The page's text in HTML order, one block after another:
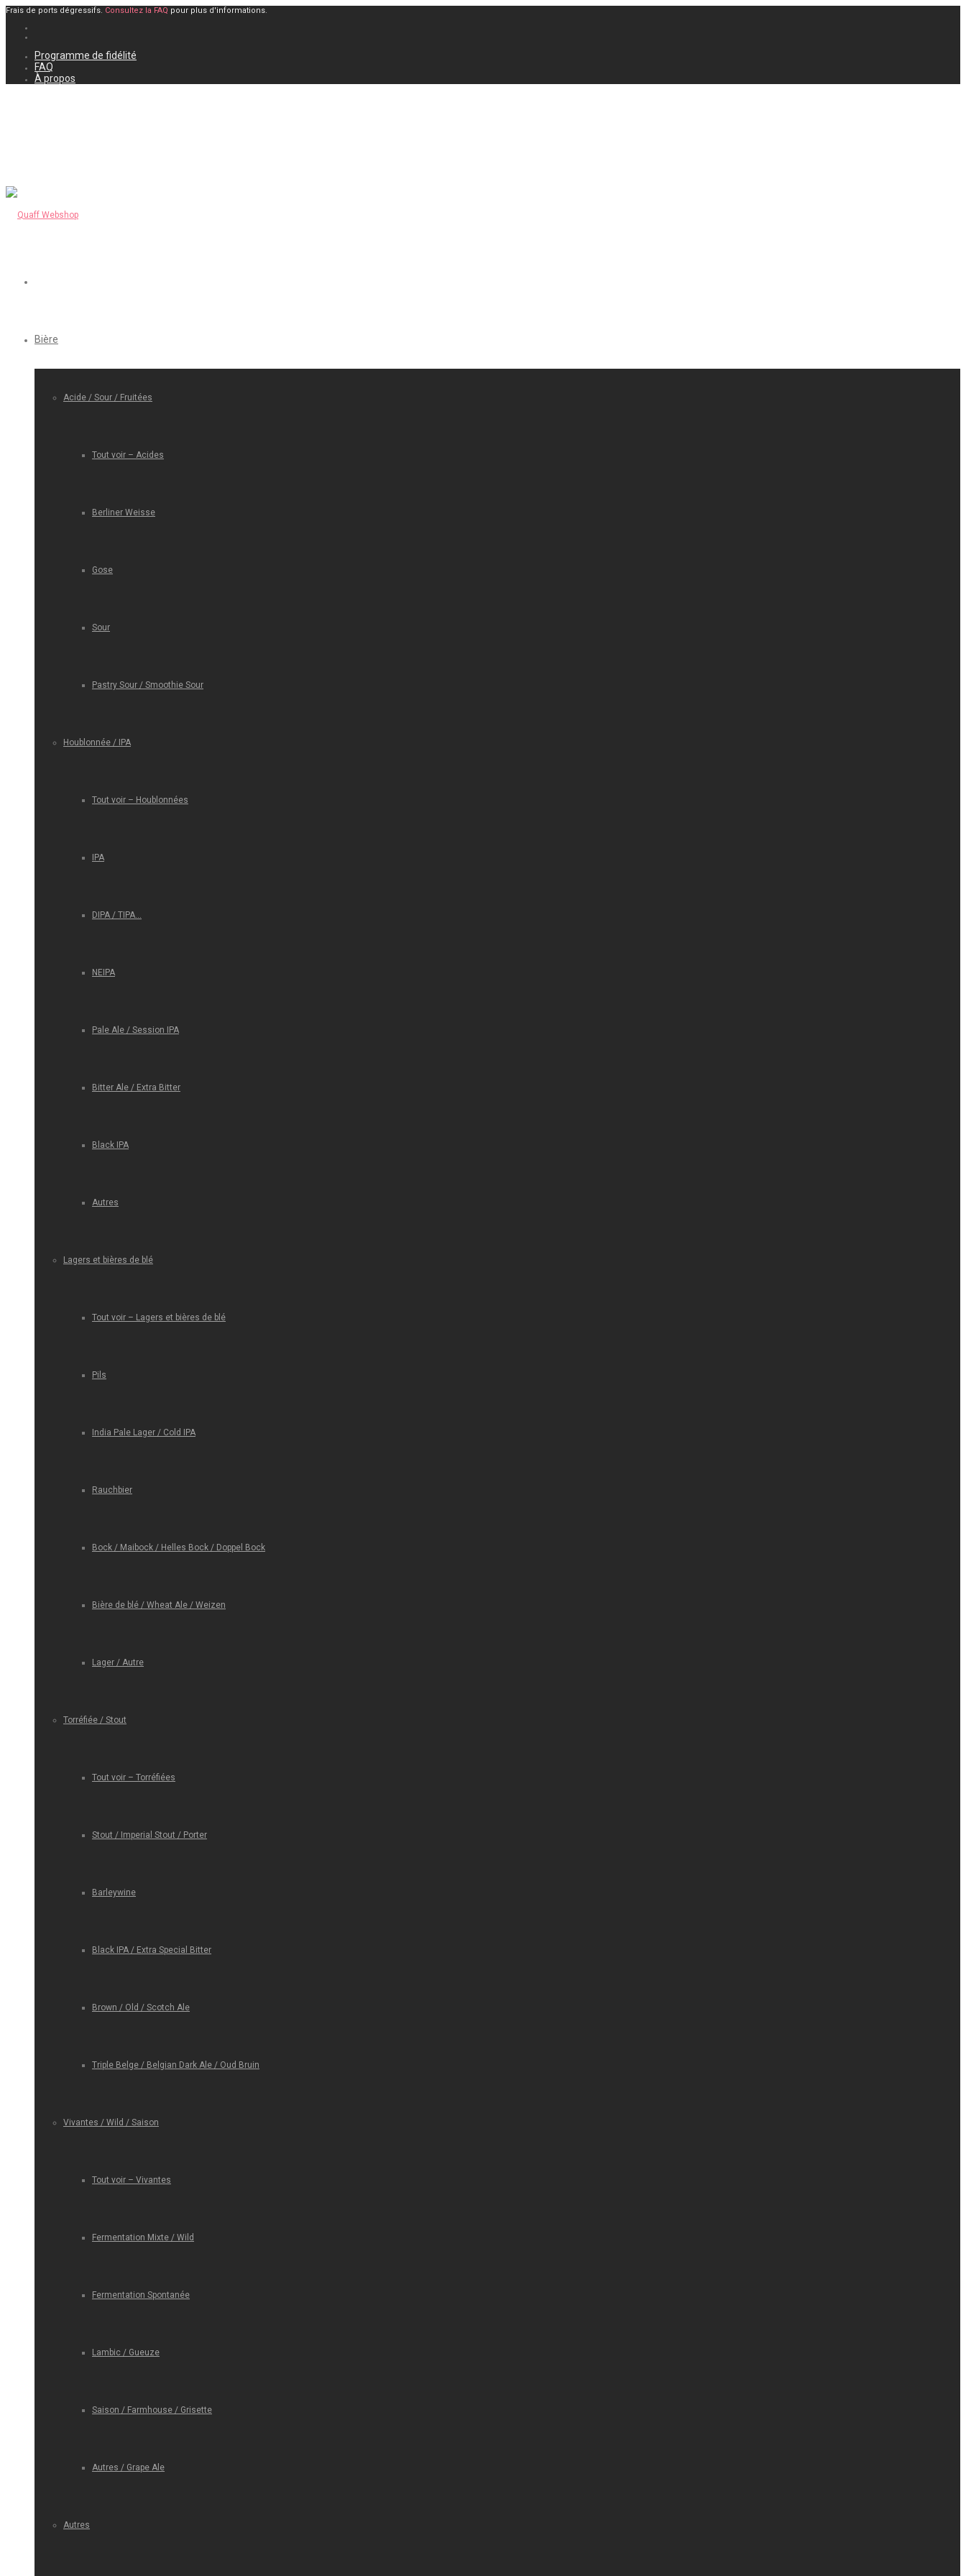
Frais de ports dégressifs. Consultez la FAQ pour plus d'informations.
Programme de fidélité
FAQ
À propos
Bière
Acide / Sour / Fruitées
Tout voir – Acides
Berliner Weisse
Gose
Sour
Pastry Sour / Smoothie Sour
Houblonnée / IPA
Tout voir – Houblonnées
IPA
DIPA / TIPA…
NEIPA
Pale Ale / Session IPA
Bitter Ale / Extra Bitter
Black IPA
Autres
Lagers et bières de blé
Tout voir – Lagers et bières de blé
Pils
India Pale Lager / Cold IPA
Rauchbier
Bock / Maibock / Helles Bock / Doppel Bock
Bière de blé / Wheat Ale / Weizen
Lager / Autre
Torréfiée / Stout
Tout voir – Torréfiées
Stout / Imperial Stout / Porter
Barleywine
Black IPA / Extra Special Bitter
Brown / Old / Scotch Ale
Triple Belge / Belgian Dark Ale / Oud Bruin
Vivantes / Wild / Saison
Tout voir – Vivantes
Fermentation Mixte / Wild
Fermentation Spontanée
Lambic / Gueuze
Saison / Farmhouse / Grisette
Autres / Grape Ale
Autres